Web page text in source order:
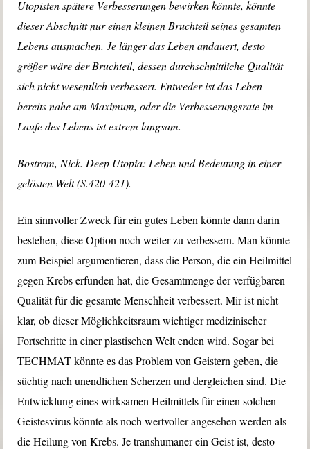
Utopisten spätere Verbesserungen bewirken könnte, könnte
dieser Abschnitt nur einen kleinen Bruchteil seines gesamten
Lebens ausmachen. Je länger das Leben andauert, desto
größer wäre der Bruchteil, dessen durchschnittliche Qualität
sich nicht wesentlich verbessert. Entweder ist das Leben
bereits nahe am Maximum, oder die Verbesserungsrate im
Laufe des Lebens ist extrem langsam.
Bostrom, Nick. Deep Utopia: Leben und Bedeutung in einer
gelösten Welt (S.420-421).
Ein sinnvoller Zweck für ein gutes Leben könnte dann darin
bestehen, diese Option noch weiter zu verbessern. Man könnte
zum Beispiel argumentieren, dass die Person, die ein Heilmittel
gegen Krebs erfunden hat, die Gesamtmenge der verfügbaren
Qualität für die gesamte Menschheit verbessert. Mir ist nicht
klar, ob dieser Möglichkeitsraum wichtiger medizinischer
Fortschritte in einer plastischen Welt enden wird. Sogar bei
TECHMAT könnte es das Problem von Geistern geben, die
süchtig nach unendlichen Scherzen und dergleichen sind. Die
Entwicklung eines wirksamen Heilmittels für einen solchen
Geistesvirus könnte als noch wertvoller angesehen werden als
die Heilung von Krebs. Je transhumaner ein Geist ist, desto